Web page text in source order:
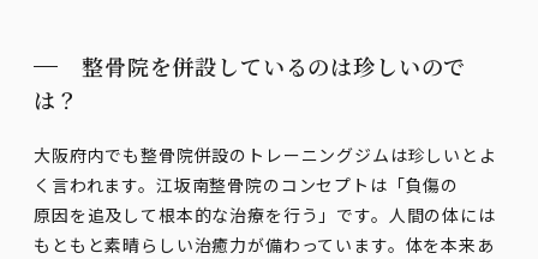
整骨院を併設しているのは珍しいので
は？
大阪府内でも整骨院併設のトレーニングジムは珍しいとよ
く言われます。江坂南整骨院のコンセプトは「負傷の
原因を追及して根本的な治療を行う」です。人間の体には
もともと素晴らしい治癒力が備わっています。体を本来あ